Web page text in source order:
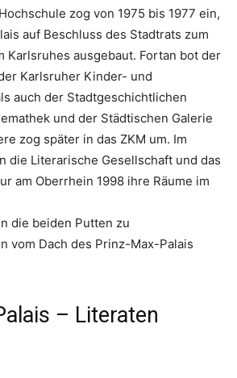
zog von 1975 bis 1977 ein,
auf Beschluss des Stadtrats zum
Karlsruhes ausgebaut. Fortan bot der
Karlsruher Kinder- und
auch der Stadtgeschichtlichen
und der Städtischen Galerie
zog später in das ZKM um. Im
die Literarische Gesellschaft und das
am Oberrhein 1998 ihre Räume im
die beiden Putten zu
vom Dach des Prinz-Max-Palais
– Literaten